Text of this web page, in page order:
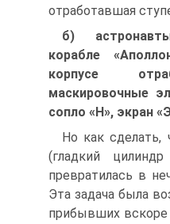
отработавшая
б)
корабле
корпусе
маскировочные
сопло «Н», экран
Но как сделать,
(гладкий
превратилась в
Эта задача была
прибывших вскоре